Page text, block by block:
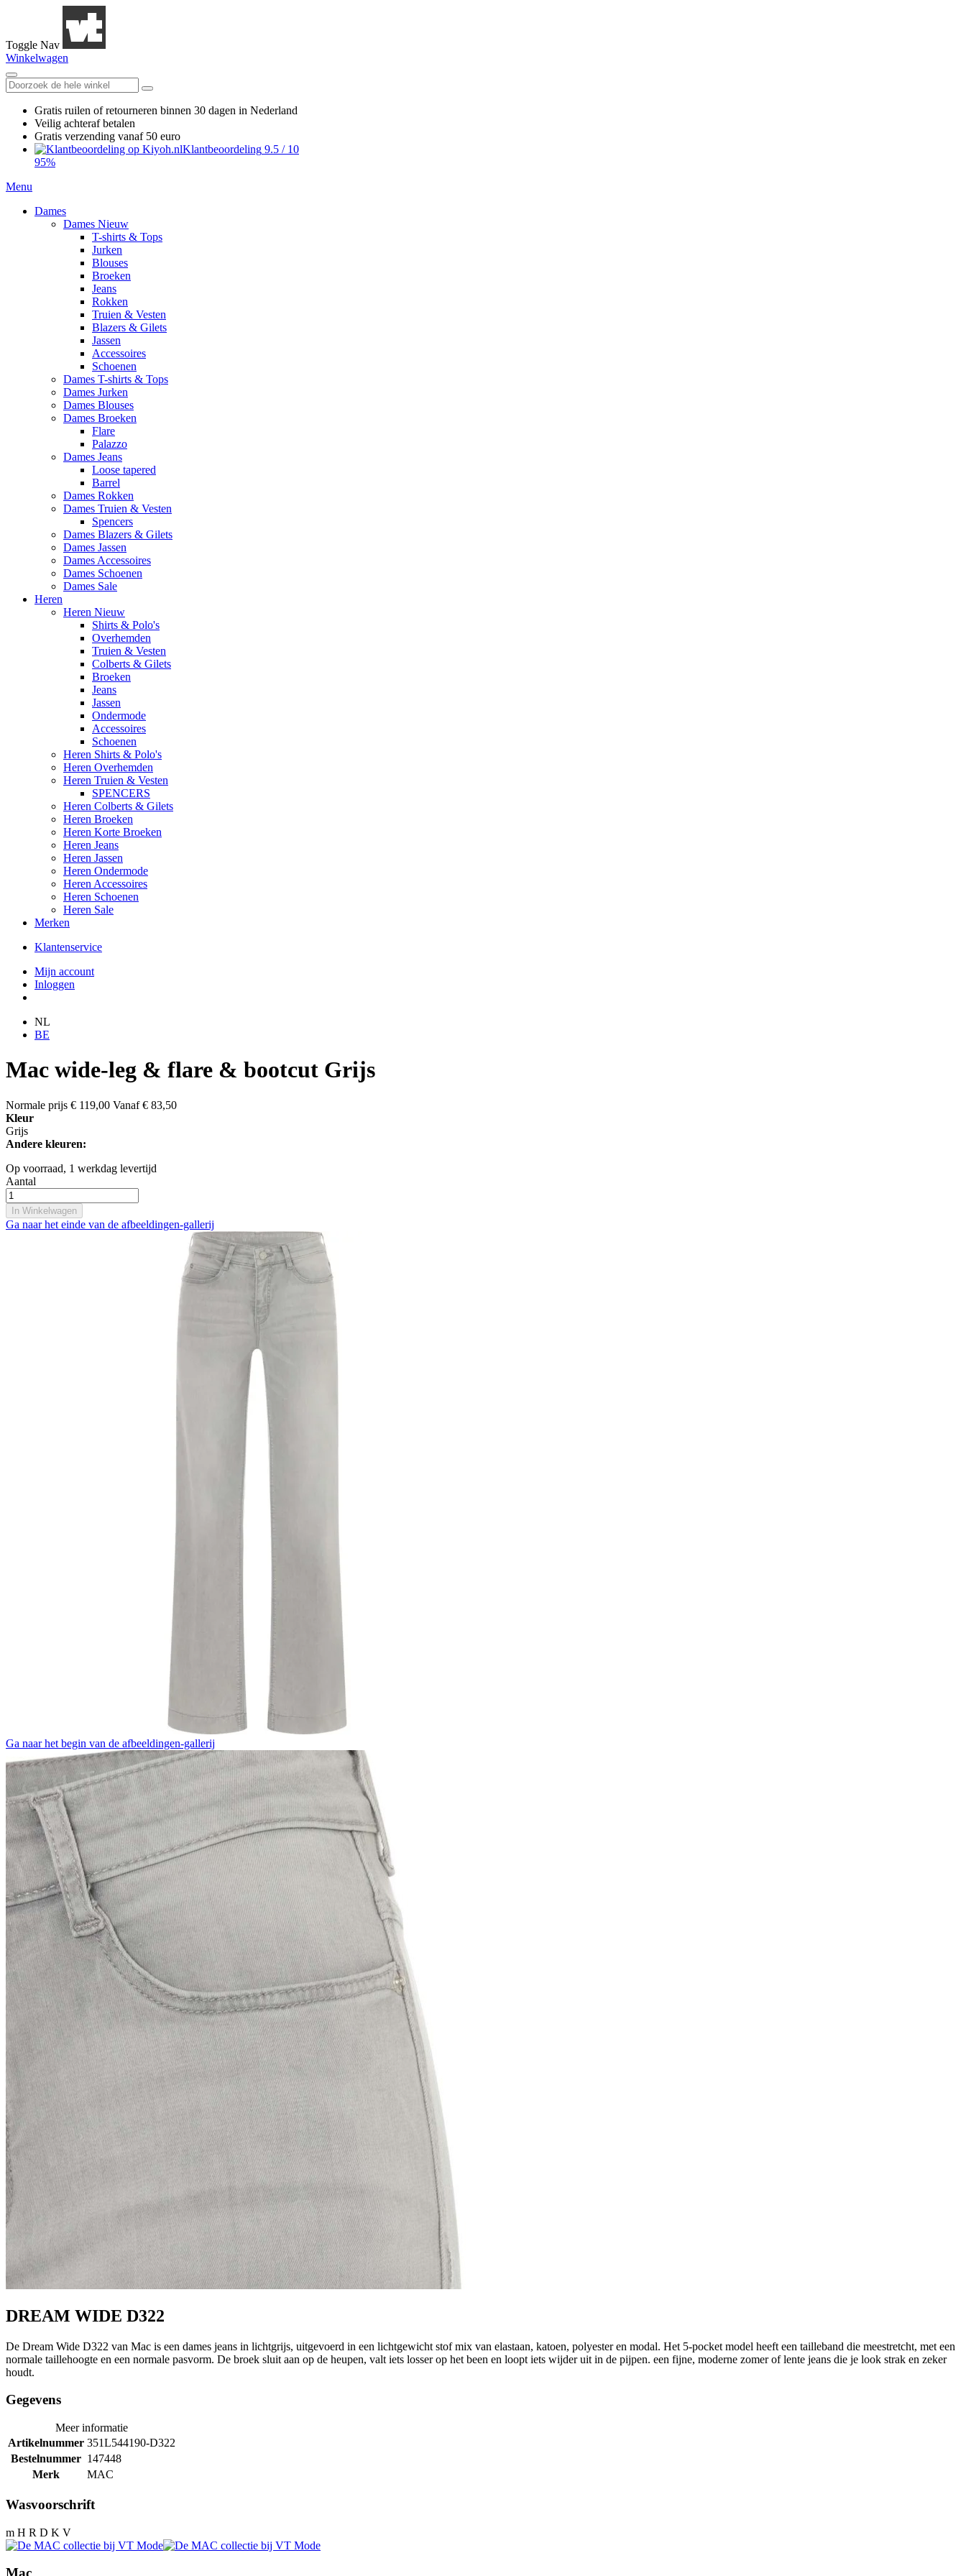
Toggle Nav
Winkelwagen
Gratis ruilen of retourneren binnen 30 dagen in Nederland
Veilig achteraf betalen
Gratis verzending vanaf 50 euro
Klantbeoordeling 9.5 / 10
95%
Menu
Dames
Dames Nieuw
T-shirts & Tops
Jurken
Blouses
Broeken
Jeans
Rokken
Truien & Vesten
Blazers & Gilets
Jassen
Accessoires
Schoenen
Dames T-shirts & Tops
Dames Jurken
Dames Blouses
Dames Broeken
Flare
Palazzo
Dames Jeans
Loose tapered
Barrel
Dames Rokken
Dames Truien & Vesten
Spencers
Dames Blazers & Gilets
Dames Jassen
Dames Accessoires
Dames Schoenen
Dames Sale
Heren
Heren Nieuw
Shirts & Polo's
Overhemden
Truien & Vesten
Colberts & Gilets
Broeken
Jeans
Jassen
Ondermode
Accessoires
Schoenen
Heren Shirts & Polo's
Heren Overhemden
Heren Truien & Vesten
SPENCERS
Heren Colberts & Gilets
Heren Broeken
Heren Korte Broeken
Heren Jeans
Heren Jassen
Heren Ondermode
Heren Accessoires
Heren Schoenen
Heren Sale
Merken
Klantenservice
Mijn account
Inloggen
NL
BE
Mac wide-leg & flare & bootcut Grijs
Normale prijs € 119,00 Vanaf € 83,50
Kleur
Grijs
Andere kleuren:
Op voorraad, 1 werkdag levertijd
Aantal
In Winkelwagen
Ga naar het einde van de afbeeldingen-gallerij
Ga naar het begin van de afbeeldingen-gallerij
DREAM WIDE D322
De Dream Wide D322 van Mac is een dames jeans in lichtgrijs, uitgevoerd in een lichtgewicht stof mix van elastaan, katoen, polyester en modal. Het 5-pocket model heeft een tailleband die meestretcht, met een
normale taillehoogte en een normale pasvorm. De broek sluit aan op de heupen, valt iets losser op het been en loopt iets wijder uit in de pijpen. een fijne, moderne zomer of lente jeans die je look strak en zeker
houdt.
Gegevens
Meer informatie
Artikelnummer 351L544190-D322
Bestelnummer 147448
Merk
MAC
Wasvoorschrift
m H R D K V
Mac